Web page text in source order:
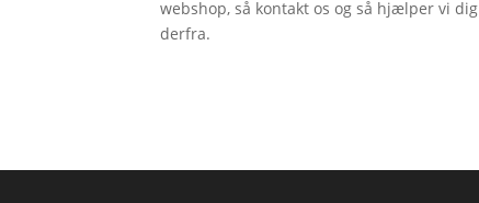
webshop, så kontakt os og så hjælper vi dig
derfra.